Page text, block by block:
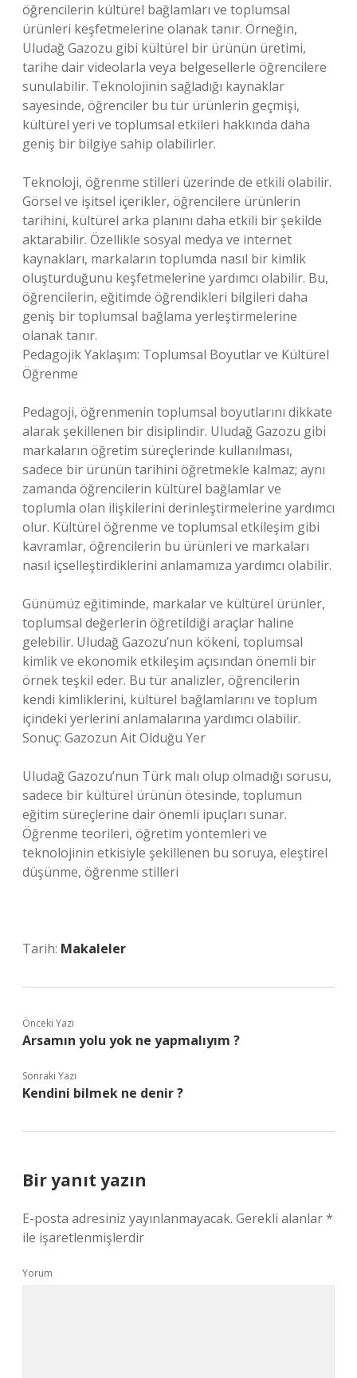
öğrencilerin kültürel bağlamları ve toplumsal
ürünleri keşfetmelerine olanak tanır. Örneğin,
Uludağ Gazozu gibi kültürel bir ürünün üretimi,
tarihe dair videolarla veya belgesellerle öğrencilere
sunulabilir. Teknolojinin sağladığı kaynaklar
sayesinde, öğrenciler bu tür ürünlerin geçmişi,
kültürel yeri ve toplumsal etkileri hakkında daha
geniş bir bilgiye sahip olabilirler.
Teknoloji, öğrenme stilleri üzerinde de etkili olabilir.
Görsel ve işitsel içerikler, öğrencilere ürünlerin
tarihini, kültürel arka planını daha etkili bir şekilde
aktarabilir. Özellikle sosyal medya ve internet
kaynakları, markaların toplumda nasıl bir kimlik
oluşturduğunu keşfetmelerine yardımcı olabilir. Bu,
öğrencilerin, eğitimde öğrendikleri bilgileri daha
geniş bir toplumsal bağlama yerleştirmelerine
olanak tanır.
Pedagojik Yaklaşım: Toplumsal Boyutlar ve Kültürel
Öğrenme
Pedagoji, öğrenmenin toplumsal boyutlarını dikkate
alarak şekillenen bir disiplindir. Uludağ Gazozu gibi
markaların öğretim süreçlerinde kullanılması,
sadece bir ürünün tarihini öğretmekle kalmaz; aynı
zamanda öğrencilerin kültürel bağlamlar ve
toplumla olan ilişkilerini derinleştirmelerine yardımcı
olur. Kültürel öğrenme ve toplumsal etkileşim gibi
kavramlar, öğrencilerin bu ürünleri ve markaları
nasıl içselleştirdiklerini anlamamıza yardımcı olabilir.
Günümüz eğitiminde, markalar ve kültürel ürünler,
toplumsal değerlerin öğretildiği araçlar haline
gelebilir. Uludağ Gazozu’nun kökeni, toplumsal
kimlik ve ekonomik etkileşim açısından önemli bir
örnek teşkil eder. Bu tür analizler, öğrencilerin
kendi kimliklerini, kültürel bağlamlarını ve toplum
içindeki yerlerini anlamalarına yardımcı olabilir.
Sonuç: Gazozun Ait Olduğu Yer
Uludağ Gazozu’nun Türk malı olup olmadığı sorusu,
sadece bir kültürel ürünün ötesinde, toplumun
eğitim süreçlerine dair önemli ipuçları sunar.
Öğrenme teorileri, öğretim yöntemleri ve
teknolojinin etkisiyle şekillenen bu soruya, eleştirel
düşünme, öğrenme stilleri
Tarih: Makaleler
Önceki Yazı
Arsamın yolu yok ne yapmalıyım ?
Sonraki Yazı
Kendini bilmek ne denir ?
Bir yanıt yazın
E-posta adresiniz yayınlanmayacak. Gerekli alanlar*
ile işaretlenmişlerdir
Yorum